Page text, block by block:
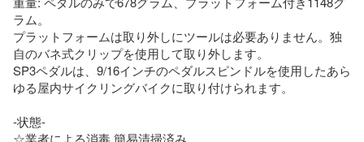
ラム。
プラットフォームは取り外しにツールは必要ありません。独
自のバネ式クリップを使用して取り外します。
SP3ペダルは、9/16インチのペダルスピンドルを使用したあら
ゆる屋内サイクリングバイクに取り付けられます。
-状態-
☆業者による消毒 簡易清掃済み